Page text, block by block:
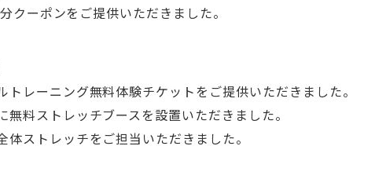
クーポンをご提供いただきました。
トレーニング無料体験チケットをご提供いただきました。
無料ストレッチブースを設置いただきました。
体ストレッチをご担当いただきました。